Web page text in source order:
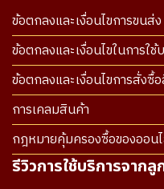
ข้อตกลงและเงื่อนไขการขนส่ง
ข้อตกลงและเงื่อนไขในการใ
ข้อตกลงและเงื่อนไขการสั่งซื้
การเคลมสินค้า
กฎหมายคุ้มครองซื้อของออน
รีวิวการใช้บริการจากลู